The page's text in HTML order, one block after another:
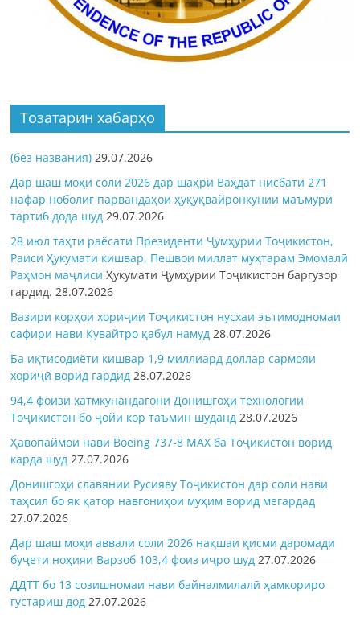
Тозатарин хабарҳо
(без названия) 29.07.2026
Дар шаш моҳи соли 2026 дар шаҳри Ваҳдат нисбати 271
нафар ноболиғ парвандаҳои ҳуқуқвайронкунии маъмурӣ
тартиб дода шуд 29.07.2026
28 июл таҳти раёсати Президенти Ҷумҳурии Тоҷикистон,
Раиси Ҳукумати кишвар, Пешвои миллат муҳтарам Эмомалӣ
Раҳмон маҷлисиҲукумати Ҷумҳурии Тоҷикистон баргузор
гардид.28.07.2026
Вазири корҳои хориҷии Тоҷикистон нусхаи эътимодномаи
сафири нави Кувайтро қабул намуд 28.07.2026
Ба иқтисодиёти кишвар 1,9 миллиард доллар сармояи
хориҷӣ ворид гардид 28.07.2026
94,4 фоизи хатмкунандагони Донишгоҳи технологии
Тоҷикистон бо ҷойи кор таъмин шуданд 28.07.2026
Ҳавопаймои нави Boeing 737-8 MAX ба Тоҷикистон ворид
карда шуд 27.07.2026
Донишгоҳи славянии Русияву Тоҷикистон дар соли нави
таҳсил бо як қатор навгониҳои муҳим ворид мегардад
27.07.2026
Дар шаш моҳи аввали соли 2026 нақшаи қисми даромади
буҷети ноҳияи Варзоб 103,4 фоиз иҷро шуд 27.07.2026
ДДТТ бо 13 созишномаи нави байналмилалӣ ҳамкориро
густариш дод 27.07.2026